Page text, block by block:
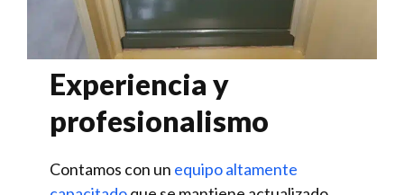
Experiencia y
profesionalismo
Contamos con un equipo altamente